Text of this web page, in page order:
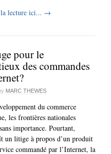
lecture ici... →
pour le
des commandes
MARC THEWES
du commerce
les frontières nationales
importance. Pourtant,
un litige à propos d’un produit
commandé par l’Internet, la